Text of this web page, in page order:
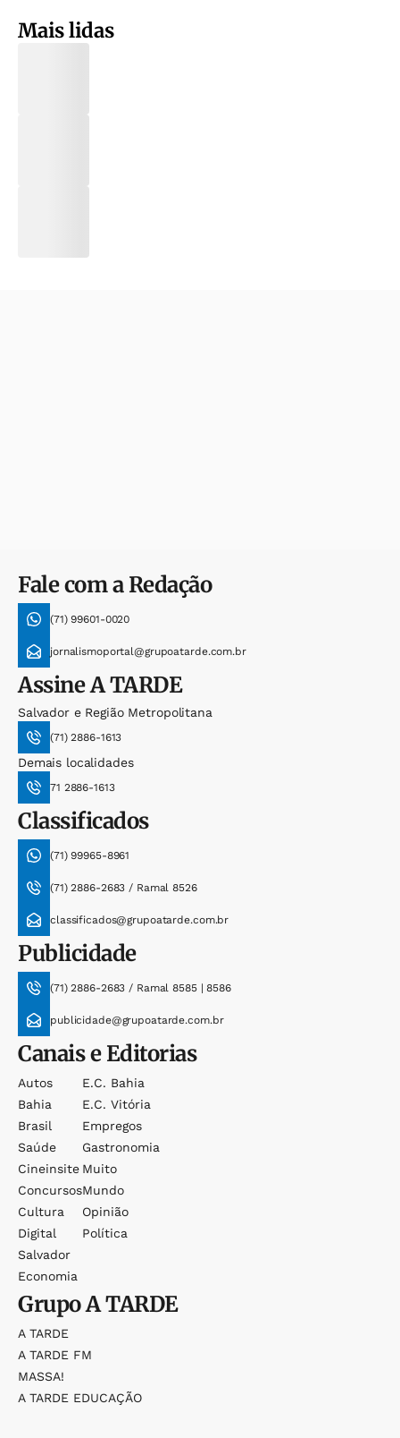
Mais lidas
Fale com a Redação
(71) 99601-0020
jornalismoportal@grupoatarde.com.br
AssineA TARDE
Salvador e Região Metropolitana
(71) 2886-1613
Demais localidades
71 2886-1613
Classificados
(71) 99965-8961
(71) 2886-2683 / Ramal 8526
classificados@grupoatarde.com.br
Publicidade
(71) 2886-2683 / Ramal 8585 | 8586
publicidade@grupoatarde.com.br
Canais e Editorias
Autos
Bahia
Brasil
Saúde
Cineinsite
Concursos
Cultura
Digital
Salvador
Economia
E.c. Bahia
E.c. Vitória
Empregos
Gastronomia
Muito
Mundo
Opinião
Política
GrupoA TARDE
A TARDE
A TARDE FM
MASSA!
A TARDE EDUCAÇÃO